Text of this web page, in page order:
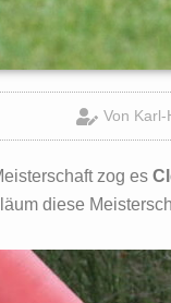
Von Karl-
zog es
diese